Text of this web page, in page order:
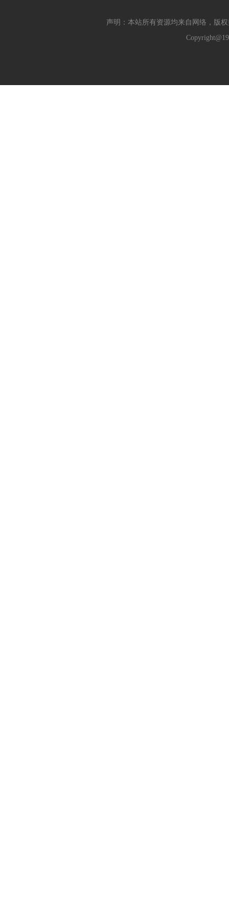
声明：本站所有资源均来自网络，版